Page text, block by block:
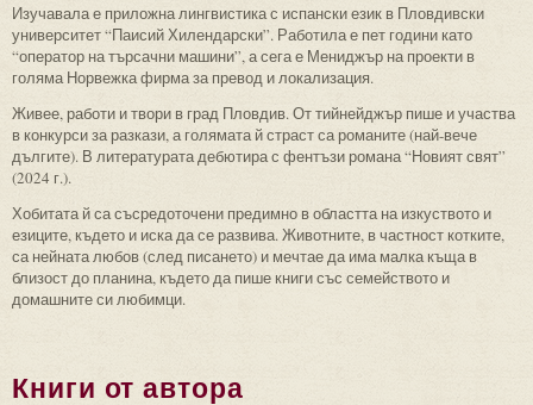
Изучавала е приложна лингвистика с испански език в Пловдивски
университет “Паисий Хилендарски”. Работила е пет години като
“оператор на търсачни машини”, а сега е Мениджър на проекти в
голяма Норвежка фирма за превод и локализация.
Живее, работи и твори в град Пловдив. От тийнейджър пише и участва
в конкурси за разкази, а голямата й страст са романите (най-вече
дългите). В литературата дебютира с фентъзи романа “Новият свят”
(2024 г.).
Хобитата й са съсредоточени предимно в областта на изкуството и
езиците, където и иска да се развива. Животните, в частност котките,
са нейната любов (след писането) и мечтае да има малка къща в
близост до планина, където да пише книги със семейството и
домашните си любимци.
Книги от автора